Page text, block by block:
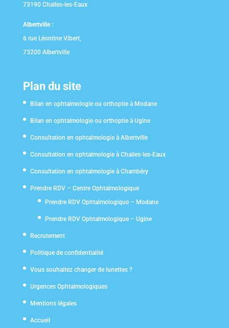
73190 Challes-les-Eaux
Albertville :
6 rue Léontine Vibert,
73200 Albertville
Plan du site
Bilan en ophtalmologie ou orthoptie à Modane
Bilan en ophtalmologie ou orthoptie à Ugine
Consultation en ophtalmologie à Albertville
Consultation en ophtalmologie à Challes-les-Eaux
Consultation en ophtalmologie à Chambéry
Prendre RDV – Centre Ophtalmologique
Prendre RDV Ophtalmologique – Modane
Prendre RDV Ophtalmologique – Ugine
Recrutement
Politique de confidentialité
Vous souhaitez changer de lunettes ?
Urgences Ophtalmologiques
Mentions légales
Accueil